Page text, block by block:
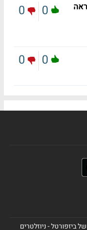
0
0
0
0
ביזפורטל - ניוזלטרים